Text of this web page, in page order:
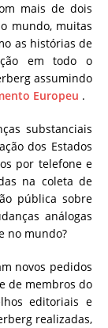
mais de dois
mundo, muitas
as histórias de
em todo o
assumindo
Europeu .
substanciais
dos Estados
por telefone e
na coleta de
pública sobre
análogas
no mundo?
novos pedidos
de membros do
editoriais e
realizadas,